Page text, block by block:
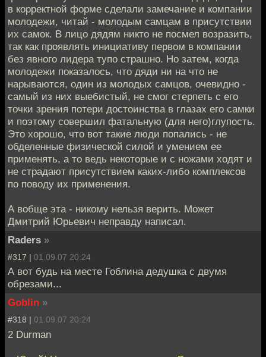
в корректной форме сделали замечание и компании
молодежи, читай - молодым самцам в присутствии
их самок. В лицо дядям никто не посмел возразить,
так как проявлять инициативу первом в компании
без явного лидера тупо страшно. Но затем, когда
молодежи показалось, что дяди ни на что не
нарываются, один из молодых самцов, очевидно -
самый из них выебистый, не смог стерпеть с его
точки зрения потери достоинства в глазах его самки
и поэтому совершил фатальную (для него)глупость.
Это хорошо, что вот такие люди попались - не
обделенные физической силой и умением ее
применять, а то ведь некоторые и с ножами ходят и
не страдают присутствием каких-либо комплексов
по поводу их применения.
А вобще эта - никому нельзя верить. Может
Дмитрий Юрьевич неправду написал.
Raders »
#317 | 01.09.07 20:24
А вот будь на месте Гоблина дедушка с двумя
обрезами...
Goblin »
#318 | 01.09.07 20:24
2 Durman